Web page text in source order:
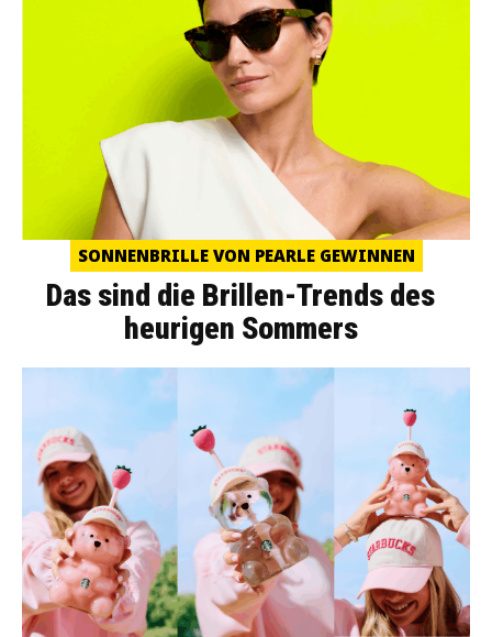
SONNENBRILLE VON PEARLE GEWINNEN
Das sind die Brillen-Trends des
heurigen Sommers